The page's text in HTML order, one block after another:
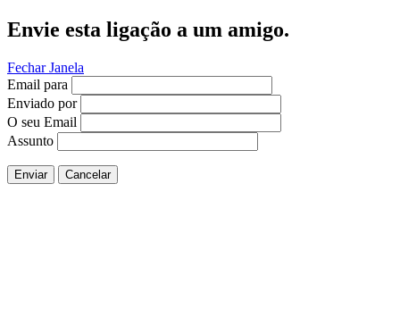
Envie esta ligação a um amigo.
Fechar Janela
Email para
Enviado por
O seu Email
Assunto
Enviar Cancelar